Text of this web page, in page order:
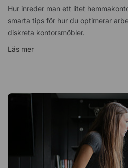
Hur inreder man ett litet
smarta tips för hur du optimerar
diskreta kontorsmöbler.
Läs mer